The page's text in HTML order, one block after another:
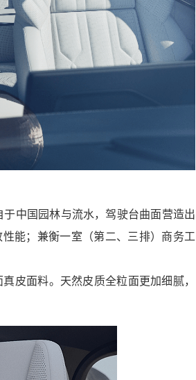
中国园林与流水，驾驶台曲面营造出
能；兼衡一室（第二、三排）商务工
皮面料。天然皮质全粒面更加细腻，